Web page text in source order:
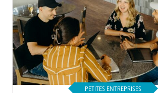
PETITES ENTREPRISES